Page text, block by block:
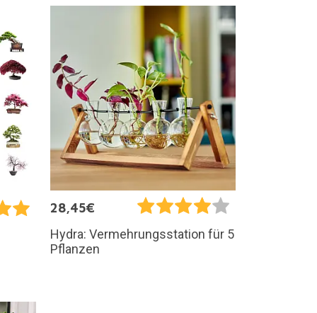
28,45€
Hydra: Vermehrungsstation für 5
Pflanzen